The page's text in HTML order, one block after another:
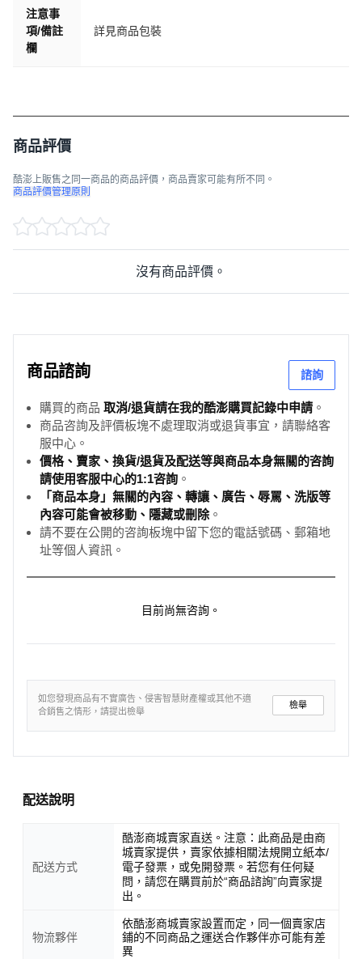
注意事
項/備註
欄
詳見商品包裝
商品評價
酷澎上販售之同一商品的商品評價，商品賣家可能有所不同。
商品評價管理原則
沒有商品評價。
商品諮詢 諮詢
購買的商品 取消/退貨請在我的酷澎購買記錄中申請 。
商品咨詢及評價板塊不處理取消或退貨事宜，請聯絡客
服中心。
價格、賣家、換貨/退貨及配送等與商品本身無關的咨詢
請使用客服中心的1:1咨詢 。
「商品本身」無關的內容、轉讓、廣告、辱罵、洗版等
內容可能會被移動、隱藏或刪除。
請不要在公開的咨詢板塊中留下您的電話號碼、郵箱地
址等個人資訊。
目前尚無咨詢。
如您發現商品有不實廣告、侵害智慧財產權或其他不適
合銷售之情形，請提出檢舉
檢舉
配送說明
配送方式
酷澎商城賣家直送。注意：此商品是由商
城賣家提供，賣家依據相關法規開立紙本/
電子發票，或免開發票。若您有任何疑
問，請您在購買前於“商品諮詢”向賣家提
出。
物流夥伴
依酷澎商城賣家設置而定，同一個賣家店
鋪的不同商品之運送合作夥伴亦可能有差
異